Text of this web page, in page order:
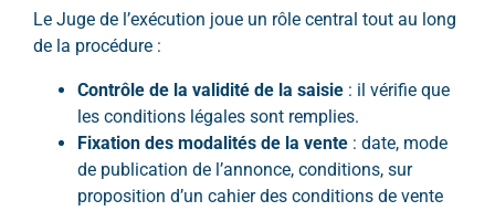
Le Juge de l’exécution joue un rôle central tout au long
de la procédure :
Contrôle de la validité de la saisie : il vérifie que
les conditions légales sont remplies.
Fixation des modalités de la vente : date, mode
de publication de l’annonce, conditions, sur
proposition d’un cahier des conditions de vente